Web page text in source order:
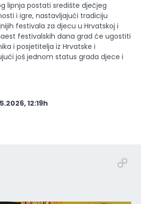
lipnja postati središte dječjeg
i igre, nastavljajući tradiciju
festivala za djecu u Hrvatskoj i
festivalskih dana grad će ugostiti
i posjetitelja iz Hrvatske i
još jednom status grada djece i
12:19h